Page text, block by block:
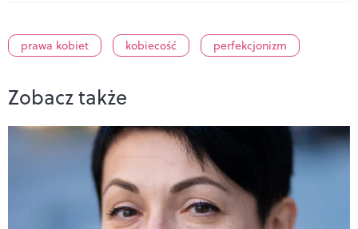
prawa kobiet kobiecość perfekcjonizm
Zobacz także